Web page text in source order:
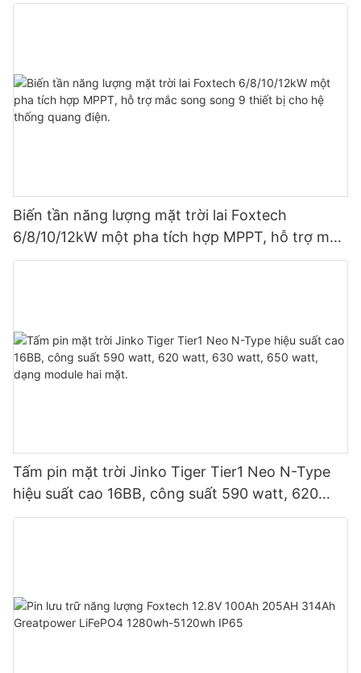
Biến tần năng lượng mặt trời lai Foxtech
6/8/10/12kW một pha tích hợp MPPT, hỗ trợ mắc
song song 9 thiết bị cho hệ thống quang điện.
Tấm pin mặt trời Jinko Tiger Tier1 Neo N-Type
hiệu suất cao 16BB, công suất 590 watt, 620
watt, 630 watt, 650 watt, dạng module hai mặt.